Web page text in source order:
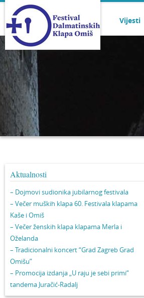
Vijesti
Aktualnosti
– Dojmovi sudionika jubilarnog festivala
– Večer muških klapa 60. Festivala klapama
Kaše i Omiš
– Večer ženskih klapa klapama Merla i
Oželanda
– Tradicionalni koncert “Grad Zagreb Grad
Omišu”
– Promocija izdanja „U raju je sebi primi“
tandema Juračić-Radalj